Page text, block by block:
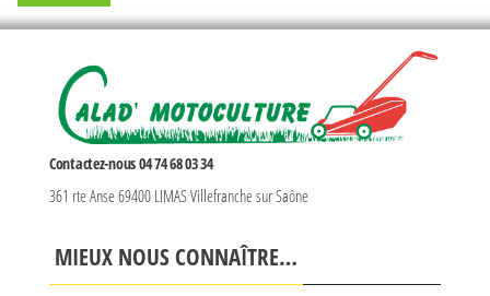
Contactez-nous 04 74 68 03 34
361 rte Anse 69400 LIMAS Villefranche sur Saône
MIEUX NOUS CONNAÎTRE…